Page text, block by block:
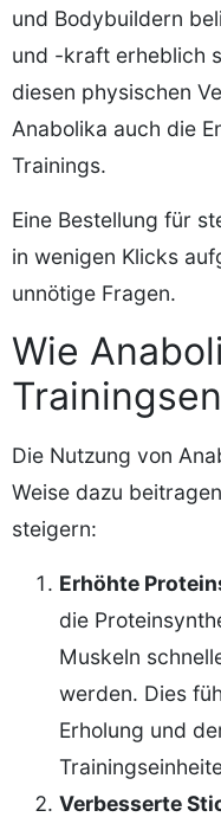
und Bodybuildern
und -kraft erheblich
diesen physischen
Anabolika auch die
Trainings.
Eine Bestellung für
in wenigen Klicks
unnötige Fragen.
Wie
Die Nutzung von
Weise dazu
steigern:
Erhöhte
die
Muskeln
werden. Dies
Erholung und
Verbesserte